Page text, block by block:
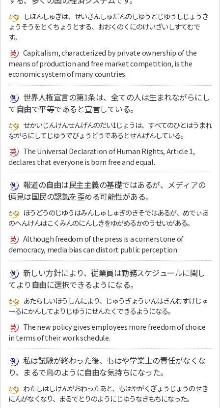
しほんしゅぎは、せいさんしゅだんのしゆうとじゆうしじょうき
ょうそうをとくちょうとする、おおくのくにのけいざいしすてむで
す。
Capitalism, characterized by private ownership of the
means of production and free market competition, is the
economic system of many countries.
世界人権宣言の第1条は、全ての人は生まれながらにし
て自由で平等であると宣言している。
せかいじんけんせんげんのだい1じょうは、すべてのひとはうまれ
ながらにしてじゆうでびょうどうであるとせんげんしている。
The Universal Declaration of Human Rights, Article 1,
declares that everyone is born free and equal.
報道の自由は民主主義の基礎ではあるが、メディアの
偏見は国民の認識を歪める可能性がある。
ほうどうのじゆうはみんしゅしゅぎのきそではあるが、めでぃあ
のへんけんはこくみんのにんしきをゆがめるかのうせいがある。
Although freedom of the press is a cornerstone of
democracy, media bias can distort public perception.
新しい方針により、従業員は勤務スケジュールに関し
てより 自由に選択できるようになる。
あたらしいほうしんにより、じゅうぎょういんはきんむすけじゅ
ーるにかんしてよりじゆうにせんたくできるようになる。
The new policy gives employees more freedom of choice
in terms of their work schedule.
私は試験が終わった後、もはや学業上の責任がなくな
り、まるで鳥のように自由な気持ちになった。
わたしはしけんがおわったあと、もはやがくぎょうじょうのせき
にんがなくなり、まるでとりのようにじゆうなきもちになった。